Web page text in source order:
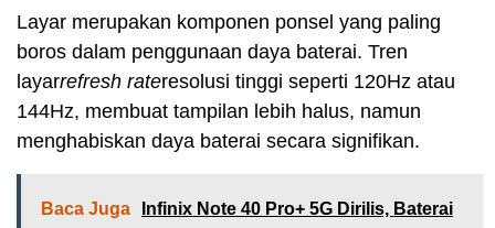
Layar merupakan komponen ponsel yang paling
boros dalam penggunaan daya baterai. Tren
layarrefresh rateresolusi tinggi seperti 120Hz atau
144Hz, membuat tampilan lebih halus, namun
menghabiskan daya baterai secara signifikan.
Baca Juga
Infinix Note 40 Pro+ 5G Dirilis, Baterai